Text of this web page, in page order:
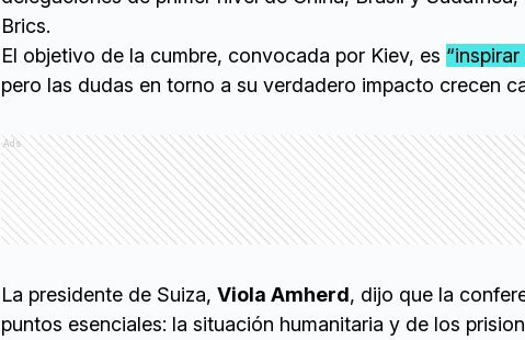
Brics.
El objetivo de la cumbre, convocada por Kiev, es
pero las dudas en torno a su verdadero impacto crecen
Ads
La presidente de Suiza, Viola Amherd, dijo que la
puntos esenciales: la situación humanitaria y de los